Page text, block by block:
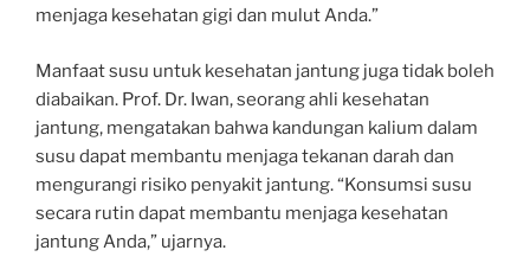
menjaga kesehatan gigi dan mulut Anda.”
Manfaat susu untuk kesehatan jantung juga tidak boleh
diabaikan. Prof. Dr. Iwan, seorang ahli kesehatan
jantung, mengatakan bahwa kandungan kalium dalam
susu dapat membantu menjaga tekanan darah dan
mengurangi risiko penyakit jantung. “Konsumsi susu
secara rutin dapat membantu menjaga kesehatan
jantung Anda,” ujarnya.